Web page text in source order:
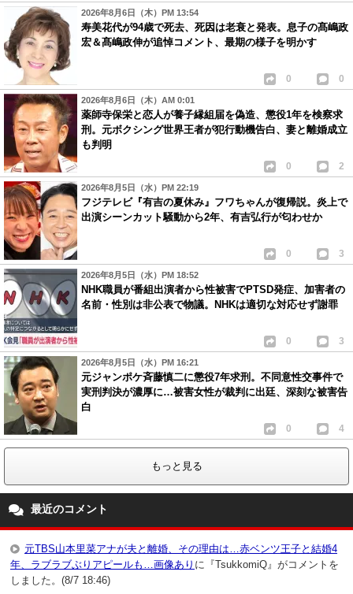
2026年8月6日（木）PM 13:54
寿美花代が94歳で死去、死因は老衰と発表。息子の髙嶋政
宏＆髙嶋政伸が追悼コメント、最期の様子を明かす
0 0
2026年8月6日（木）AM 0:01
薬師寺保栄と恋人が養子縁組届を偽造、懲役1年を検察求
刑。元ボクシング世界王者が犯行動機告白、妻と離婚成立
も判明
0 2
2026年8月5日（水）PM 22:19
フジテレビ『有吉の夏休み』フワちゃんが復帰説。炎上で
出演シーンカット騒動から2年、有吉弘行が匂わせか
0 3
2026年8月5日（水）PM 18:52
NHK職員が番組出演者から性被害でPTSD発症、加害者の
名前・性別は非公表で物議。NHKは適切な対応せず謝罪
0 3
2026年8月5日（水）PM 16:21
元ジャンポケ斉藤慎二に懲役7年求刑。不同意性交事件で
実刑判決が濃厚に…被害女性が裁判に出廷、深刻な被害告
白
0 4
もっと見る
最近のコメント
元TBS山本里菜アナが夫と離婚、その理由は…赤ベンツ王子と結婚4
年、ラブラブぶりアピールも…画像あり に『TsukkomiQ』がコメントを
しました。(8/7 18:46)